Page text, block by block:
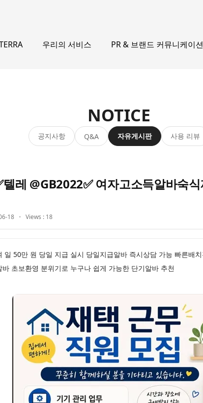
우리의 서비스 PR & 브랜드 커뮤니케이션
NOTICE
공지사항 Q&A 자유게시판 사용 리뷰
레 @GB2022✅ 여자고소득알바숙
18 Views : 18
일 50만 원 당일 지급 실시 당일지급알바 즉시상담 가능 빠른배
초보환영 분위기로 누구나 쉽게 가능한 단기알바 추천